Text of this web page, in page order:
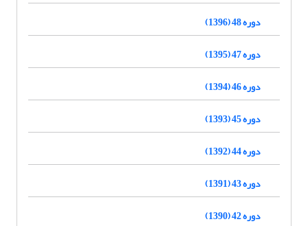
دوره 48 (1396)
دوره 47 (1395)
دوره 46 (1394)
دوره 45 (1393)
دوره 44 (1392)
دوره 43 (1391)
دوره 42 (1390)